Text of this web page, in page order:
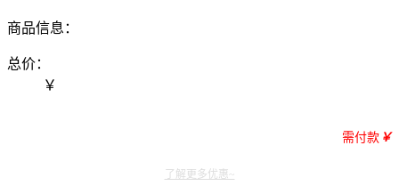
商品信息：
总价：
￥
需付款 ￥
了解更多优惠~